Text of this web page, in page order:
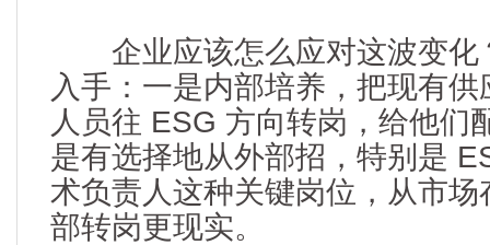
企业应该怎么应对这波变化
入手：一是内部培养，把现有
人员往 ESG 方向转岗，给他们
是有选择地从外部招，特别是
术负责人这种关键岗位，从市
部转岗更现实。